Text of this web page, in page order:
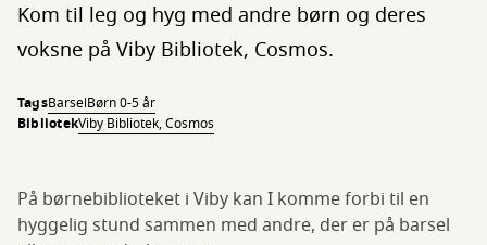
Kom til leg og hyg med andre børn og deres
voksne på Viby Bibliotek, Cosmos.
TagsBarselBørn 0-5 år
BibliotekViby Bibliotek, Cosmos
På børnebiblioteket i Viby kan I komme forbi til en
hyggelig stund sammen med andre, der er på barsel